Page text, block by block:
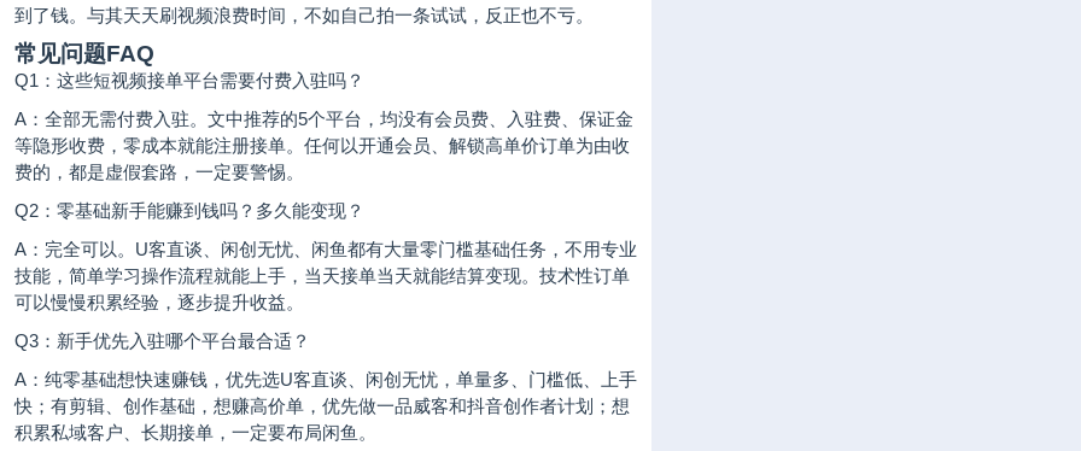
到了钱。与其天天刷视频浪费时间，不如自己拍一条试试，反正也不亏。
常见问题FAQ
Q1：这些短视频接单平台需要付费入驻吗？
A：全部无需付费入驻。文中推荐的5个平台，均没有会员费、入驻费、保证金
等隐形收费，零成本就能注册接单。任何以开通会员、解锁高单价订单为由收
费的，都是虚假套路，一定要警惕。
Q2：零基础新手能赚到钱吗？多久能变现？
A：完全可以。U客直谈、闲创无忧、闲鱼都有大量零门槛基础任务，不用专业
技能，简单学习操作流程就能上手，当天接单当天就能结算变现。技术性订单
可以慢慢积累经验，逐步提升收益。
Q3：新手优先入驻哪个平台最合适？
A：纯零基础想快速赚钱，优先选U客直谈、闲创无忧，单量多、门槛低、上手
快；有剪辑、创作基础，想赚高价单，优先做一品威客和抖音创作者计划；想
积累私域客户、长期接单，一定要布局闲鱼。